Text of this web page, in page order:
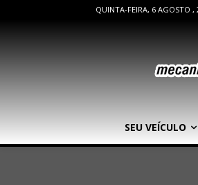
QUINTA-FEIRA, 6 AGOSTO ,
SEU VEÍCULO